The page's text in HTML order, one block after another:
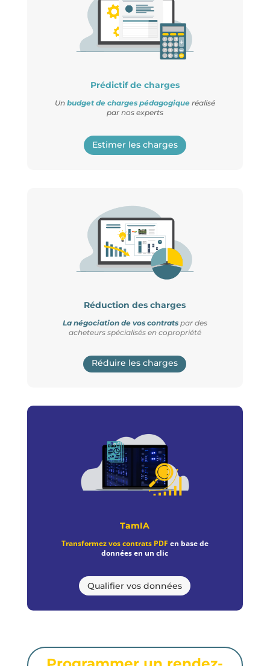
Prédictif de charges
Un budget de charges pédagogiqueréalisé
par nos experts
Estimer les charges
Réduction des charges
La négociation de vos contrats par des
acheteurs spécialisés en copropriété
Réduire les charges
TamIA
Transformez vos contrats PDF en base de
données en un clic
Qualifier vos données